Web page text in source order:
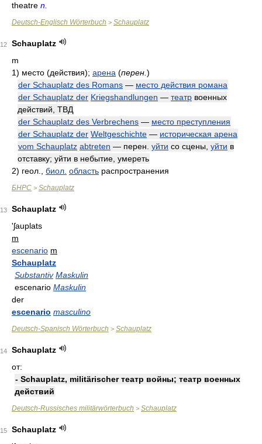
theatre n.
Deutsch-Englisch Wörterbuch > Schauplatz
12
Schauplatz
m
1) место (действия); арена (перен. )
der Schauplatz des Romans — место действия романа
der Schauplatz der Kriegshandlungen — театр военных
действий, ТВД
der Schauplatz des Verbrechens — место преступления
der Schauplatz der Weltgeschichte — историческая арена
vom Schauplatz abtreten — перен. уйти со сцены, уйти в
отставку; уйти в небытие, умереть
2) геол., биол. область распространения
БНРС > Schauplatz
13
Schauplatz
'ʃauplats
m
escenario m
Schauplatz
Substantiv Maskulin
escenario Maskulin
der
escenario masculino
Deutsch-Spanisch Wörterbuch > Schauplatz
14
Schauplatz
от:
- Schauplatz, militärischer театр войны; театр военных
действий
Deutsch-Russisches militärwörterbuch > Schauplatz
15
Schauplatz